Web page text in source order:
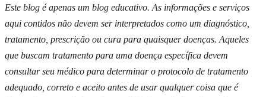
Este blog é apenas um blog educativo. As informações e serviços
aqui contidos não devem ser interpretados como um diagnóstico,
tratamento, prescrição ou cura para quaisquer doenças. Aqueles
que buscam tratamento para uma doença específica devem
consultar seu médico para determinar o protocolo de tratamento
adequado, correto e aceito antes de usar qualquer coisa que é